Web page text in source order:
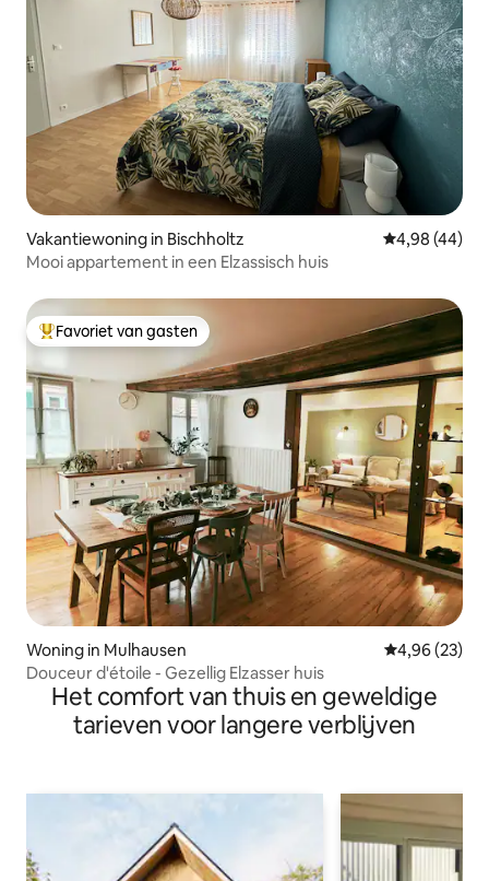
Vakantiewoning in Bischholtz Gemiddelde
4,98 (44)
Mooi appartement in een Elzassisch huis
Topfavoriet van gasten
Favoriet van gasten
Woning in Mulhausen Gemiddelde
4,96 (23)
Douceur d'étoile - Gezellig Elzasser huis
Het comfort van thuis en geweldige
tarieven voor langere verblijven